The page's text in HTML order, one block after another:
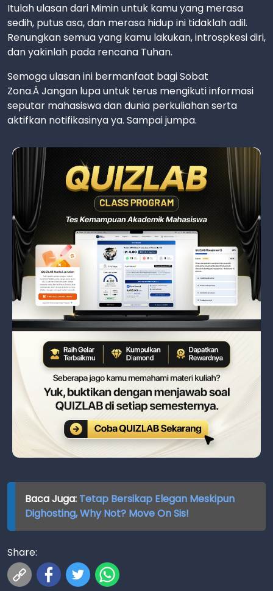
Itulah ulasan dari Mimin untuk kamu yang merasa
sedih, putus asa, dan merasa hidup ini tidaklah adil.
Renungkan semua yang kamu lakukan, introspkesi diri,
dan yakinlah pada rencana Tuhan.
Semoga ulasan ini bermanfaat bagi Sobat
Zona.Â Jangan lupa untuk terus mengikuti informasi
seputar mahasiswa dan dunia perkuliahan serta
aktifkan notifikasinya ya. Sampai jumpa.
Baca Juga: Tetap Bersikap Elegan Meskipun
Dighosting, Why Not? Move On Sis!
Share: